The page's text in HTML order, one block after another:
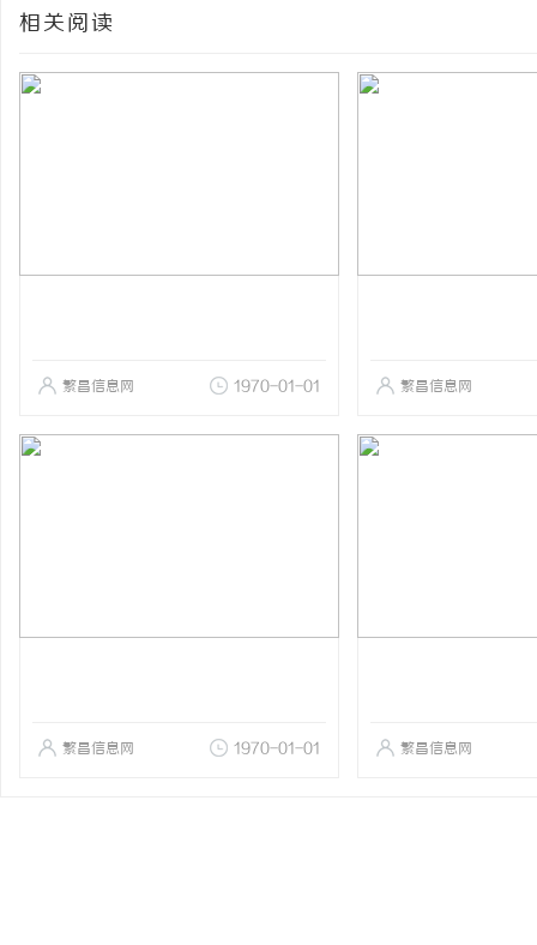
相关阅读
繁昌信息网 1970-01-01 繁昌信息网
繁昌信息网 1970-01-01 繁昌信息网